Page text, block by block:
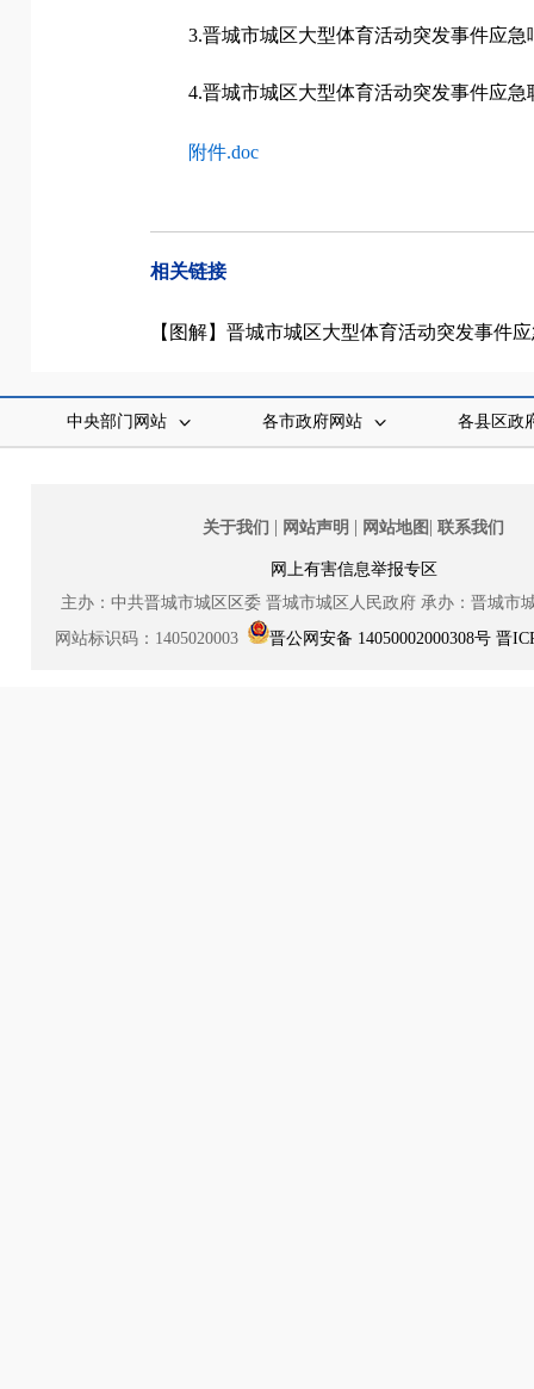
3.晋城市城区大型体育活动突发事件应急
4.晋城市城区大型体育活动突发事件应急
附件.doc
相关链接
【图解】晋城市城区大型体育活动突发事件
中央部门网站 各市政府网站 各县区政
关于我们 | 网站声明 | 网站地图 | 联系我们
网上有害信息举报专区
主办：中共晋城市城区区委 晋城市城区人民政府 承办：晋城市
网站标识码：1405020003
晋公网安备 14050002000308号 晋